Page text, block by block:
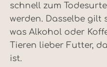
schnell zum
werden. Dasselbe gilt
was Alkohol oder
Tieren lieber Futter,
ist.